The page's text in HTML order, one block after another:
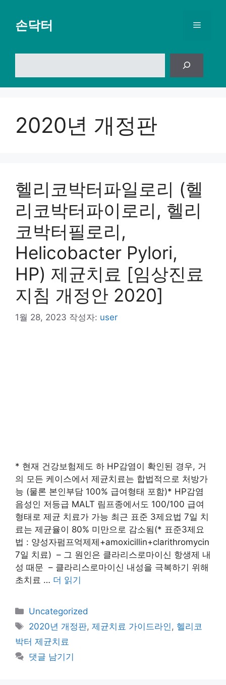
손닥터 메
뉴
2020년 개정판
헬리코박터파일로리 (헬
리코박터파이로리, 헬리
코박터필로리,
Helicobacter Pylori,
HP) 제균치료 [임상진료
지침 개정안 2020]
1월 28, 2023 작성자: user
* 현재 건강보험제도 하 HP감염이 확인된 경우, 거
의 모든 케이스에서 제균치료는 합법적으로 처방가
능 (물론 본인부담 100% 급여형태 포함)* HP감염
음성인 저등급 MALT 림프종에서도 100/100 급여
형태로 제균 치료가 가능 최근 표준 3제요법 7일 치
료는 제균율이 80% 미만으로 감소됨(* 표준3제요
법 : 양성자펌프억제제+amoxicillin+clarithromycin
7일 치료) – 그 원인은 클라리스로마이신 항생제 내
성 때문 – 클라리스로마이신 내성을 극복하기 위해
초치료 … 더 읽기
카
테
리
Uncategorized
태
그
2020년 개정판,제균치료 가이드라인, 헬리코
박터 제균치료
댓글 남기기